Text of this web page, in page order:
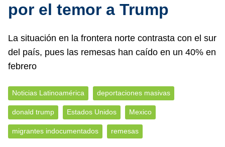
por el temor a Trump
La situación en la frontera norte contrasta con el sur
del país, pues las remesas han caído en un 40% en
febrero
Noticias Latinoamérica deportaciones masivas
donald trump Estados Unidos Mexico
migrantes indocumentados remesas